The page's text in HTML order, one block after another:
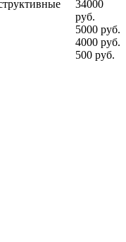
34000
руб.
5000 руб.
4000 руб.
500 руб.